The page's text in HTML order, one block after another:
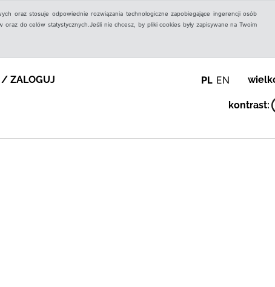
oraz stosuje odpowiednie rozwiązania technologiczne zapobiegające ingerencji osób
do celów statystycznych.Jeśli nie chcesz, by pliki cookies były zapisywane na Twoim
/ ZALOGUJ PL EN
kontrast: